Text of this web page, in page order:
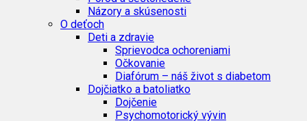
Názory a skúsenosti
O deťoch
Deti a zdravie
Sprievodca ochoreniami
Očkovanie
Diafórum – náš život s diabetom
Dojčiatko a batoliatko
Dojčenie
Psychomotorický vývin